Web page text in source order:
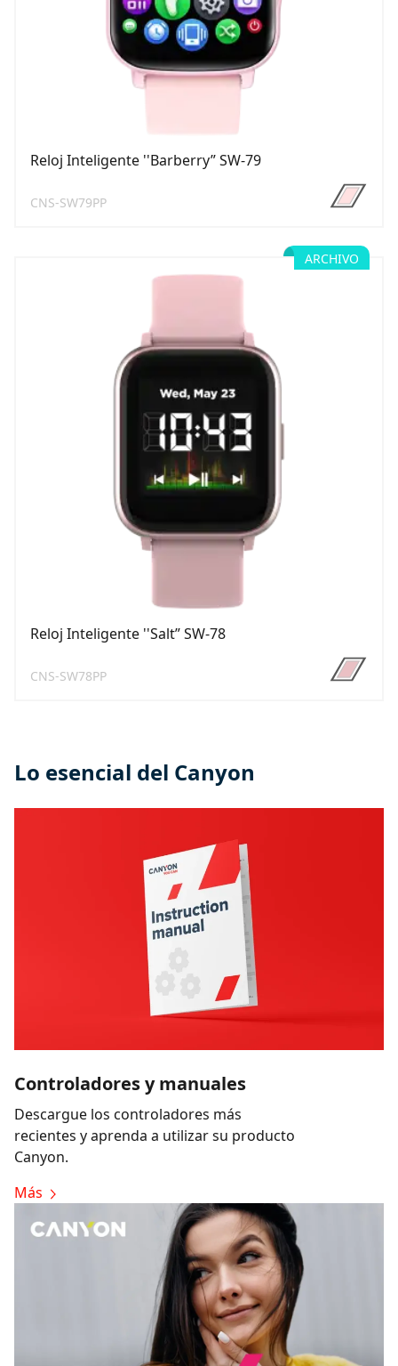
Reloj Inteligente ''Barberry” SW-79
CNS-SW79PP
ARCHIVO
Reloj Inteligente ''Salt” SW-78
CNS-SW78PP
Lo esencial del Canyon
Controladores y manuales
Descargue los controladores más
recientes y aprenda a utilizar su producto
Canyon.
Más